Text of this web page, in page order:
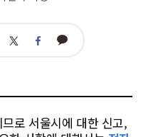
트 페 카
로 서울시에 대한 신고,